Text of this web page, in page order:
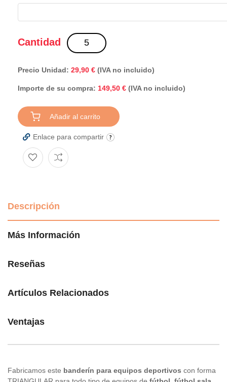
Cantidad
Precio Unidad: 29,90 € (IVA no incluido)
Importe de su compra: 149,50 € (IVA no incluido)
Añadir al carrito
Enlace para compartir
Descripción
Más Información
Reseñas
Artículos Relacionados
Ventajas
Fabricamos este banderín para equipos deportivos con forma